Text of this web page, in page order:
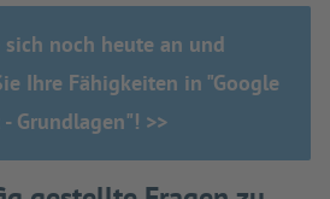
sich noch heute an und
Ihre Fähigkeiten in "Google
- Grundlagen"! >>